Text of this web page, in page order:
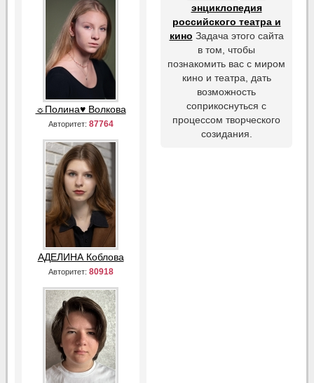
☼Полина♥ Волкова
Авторитет: 87764
АДЕЛИНА Коблова
Авторитет: 80918
энциклопедия
российского театра и
кино Задача этого сайта
в том, чтобы
познакомить вас с миром
кино и театра, дать
возможность
соприкоснуться с
процессом творческого
созидания.